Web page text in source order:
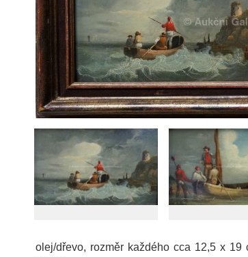
olej/dřevo, rozměr každého cca 12,5 x